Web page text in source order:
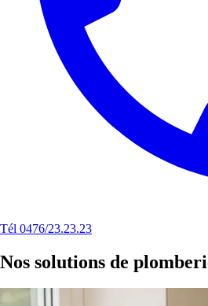
Tél 0476/23.23.23
Nos solutions de